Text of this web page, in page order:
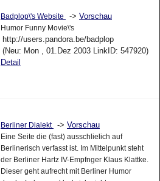
Badplop\'s Website -> Vorschau
Humor Funny Movie\'s
http://users.pandora.be/badplop
(Neu: Mon , 01.Dez 2003 LinkID: 547920)
Detail
Berliner Dialekt -> Vorschau
Eine Seite die (fast) ausschlielich auf
Berlinerisch verfasst ist. Im Mittelpunkt steht
der Berliner Hartz IV-Empfnger Klaus Klattke.
Dieser geht aufrecht mit Berliner Humor